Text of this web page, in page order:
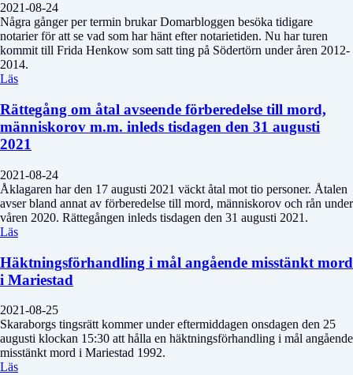
2021-08-24
Några gånger per termin brukar Domarbloggen besöka tidigare
notarier för att se vad som har hänt efter notarietiden. Nu har turen
kommit till Frida Henkow som satt ting på Södertörn under åren 2012-
2014.
Läs
Rättegång om åtal avseende förberedelse till mord,
människorov m.m. inleds tisdagen den 31 augusti
2021
2021-08-24
Åklagaren har den 17 augusti 2021 väckt åtal mot tio personer. Åtalen
avser bland annat av förberedelse till mord, människorov och rån under
våren 2020. Rättegången inleds tisdagen den 31 augusti 2021.
Läs
Häktningsförhandling i mål angående misstänkt mord
i Mariestad
2021-08-25
Skaraborgs tingsrätt kommer under eftermiddagen onsdagen den 25
augusti klockan 15:30 att hålla en häktningsförhandling i mål angående
misstänkt mord i Mariestad 1992.
Läs